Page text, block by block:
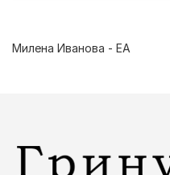
Милена Иванова - ЕА